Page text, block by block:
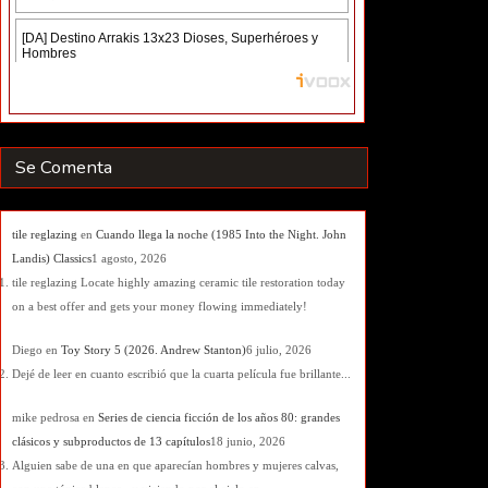
Se Comenta
tile reglazing en Cuando llega la noche (1985 Into the Night. John
Landis) Classics1 agosto, 2026
tile reglazing Locate highly amazing ceramic tile restoration today
on a best offer and gets your money flowing immediately!
Diego en Toy Story 5 (2026. Andrew Stanton)6 julio, 2026
Dejé de leer en cuanto escribió que la cuarta película fue brillante...
mike pedrosa en Series de ciencia ficción de los años 80: grandes
clásicos y subproductos de 13 capítulos18 junio, 2026
Alguien sabe de una en que aparecían hombres y mujeres calvas,